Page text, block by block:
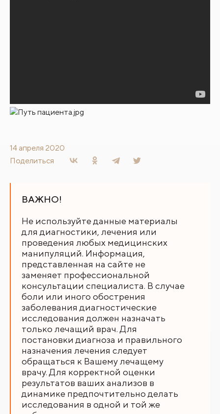
14 апреля 2020
Поделиться
ВАЖНО!
Не используйте данные материалы
для диагностики, лечения или
проведения любых медицинских
манипуляций. Информация,
представленная на сайте не
заменяет профессиональной
консультации специалиста. В случае
боли или иного обострения
заболевания диагностические
исследования должен назначать
только лечащий врач. Для
постановки диагноза и правильного
назначения лечения следует
обращаться к Вашему лечащему
врачу. Для корректной оценки
результатов ваших анализов в
динамике предпочтительно делать
исследования в одной и той же